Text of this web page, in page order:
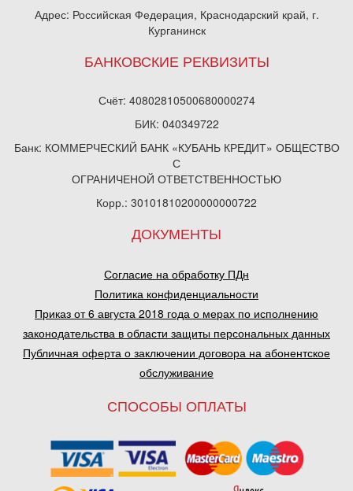
Адрес: Российская Федерация, Краснодарский край, г.
Курганинск
БАНКОВСКИЕ РЕКВИЗИТЫ
Счёт: 40802810500680000274
БИК: 040349722
Банк: КОММЕРЧЕСКИЙ БАНК «КУБАНЬ КРЕДИТ» ОБЩЕСТВО
С
ОГРАНИЧЕНОЙ ОТВЕТСТВЕННОСТЬЮ
Корр.: 30101810200000000722
ДОКУМЕНТЫ
Согласие на обработку ПДн
Политика конфиденциальности
Приказ от 6 августа 2018 года о мерах по исполнению
законодательства в области защиты персональных данных
Публичная оферта о заключении договора на абонентское
обслуживание
СПОСОБЫ ОПЛАТЫ